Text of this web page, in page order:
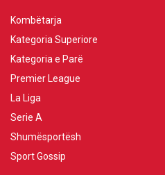
Kombëtarja
Kategoria Superiore
Kategoria e Parë
Premier League
La Liga
Serie A
Shumësportësh
Sport Gossip